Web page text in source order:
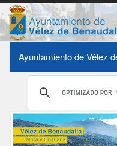
Ayuntamiento de Vélez